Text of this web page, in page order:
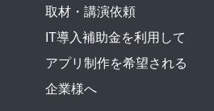
取材・講演依頼
IT導入補助金を利用して
アプリ制作を希望される
企業様へ